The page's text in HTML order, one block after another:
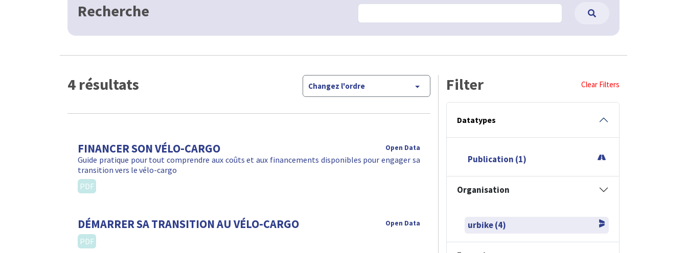
Recherche
4 résultats Changez l'ordre
FINANCER SON VÉLO-CARGO Open Data
Guide pratique pour tout comprendre aux coûts et aux financements disponibles pour engager sa
transition vers le vélo-cargo
PDF
DÉMARRER SA TRANSITION AU VÉLO-CARGO Open Data
PDF
Filter Clear Filters
Datatypes
Publication (1)
Organisation
urbike (4)